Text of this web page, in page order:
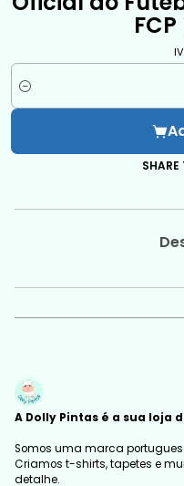
Quantity
SHARE
A Dolly Pintas é a sua loja
Somos uma marca
Criamos t-shirts, tapetes e
detalhe.